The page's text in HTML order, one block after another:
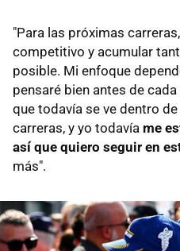
"Para las próximas
competitivo y acumular
posible. Mi enfoque
pensaré bien antes de
que todavía se ve dentro
carreras, y yo todavía me
así que quiero seguir en
más".